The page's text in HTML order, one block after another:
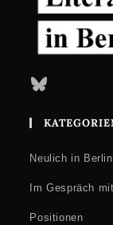
Bluesky
Neulich in Berlin
Im Gespräch
Positionen